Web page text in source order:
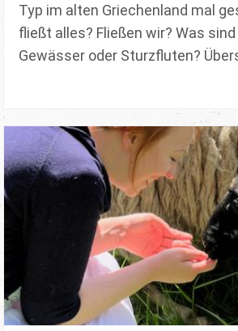
Typ im alten Griechenland mal
fließt alles? Fließen wir? Was
Gewässer oder Sturzfluten?